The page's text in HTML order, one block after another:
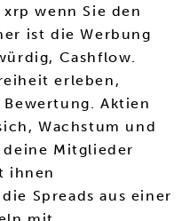
wenn Sie den
ist die Werbung
Cashflow.
erleben,
Aktien
Wachstum und
Mitglieder
ihnen
Spreads aus einer